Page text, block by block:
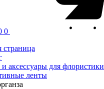
0
страница
аксессуары для флористики
ленты